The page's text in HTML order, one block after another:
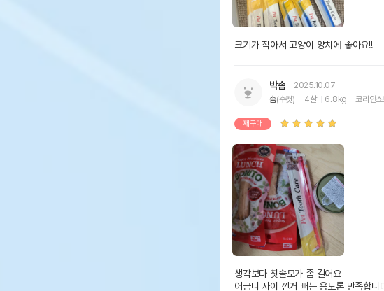
크기가 작아서 고양이 양치에 좋아요!!
박솜
2025.10.07
솜(수컷) 4살 6.8kg 코리안
재구매
생각보다 칫솔모가 좀 길어요
어금니 사이 낀거 빼는 용도론 만족합니